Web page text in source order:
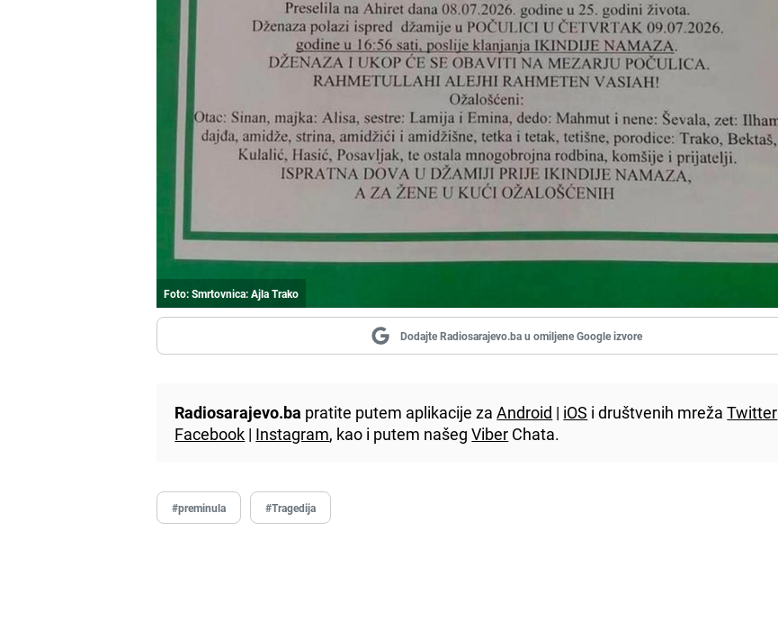
Foto: Smrtovnica: Ajla Trako
Dodajte Radiosarajevo.ba u omiljene Google izvore
Radiosarajevo.ba pratite putem aplikacije zaAndroid | iOS i društvenih mrežaTwitter
Facebook | Instagram, kao i putem našegViber Chata.
#preminula #Tragedija